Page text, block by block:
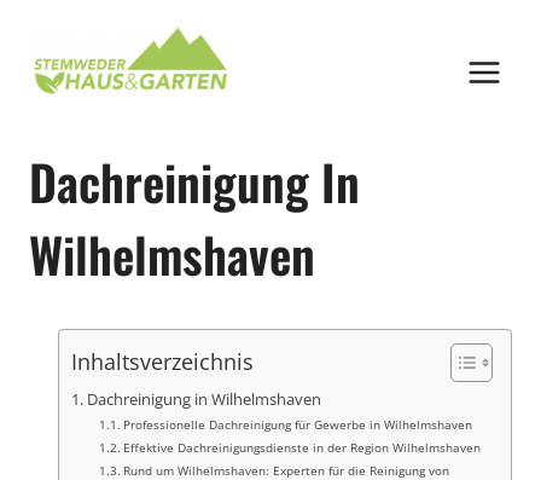
springen
Dachreinigung In
Wilhelmshaven
Inhaltsverzeichnis
Dachreinigung in Wilhelmshaven
Professionelle Dachreinigung für Gewerbe in Wilhelmshaven
Effektive Dachreinigungsdienste in der Region Wilhelmshaven
Rund um Wilhelmshaven: Experten für die Reinigung von